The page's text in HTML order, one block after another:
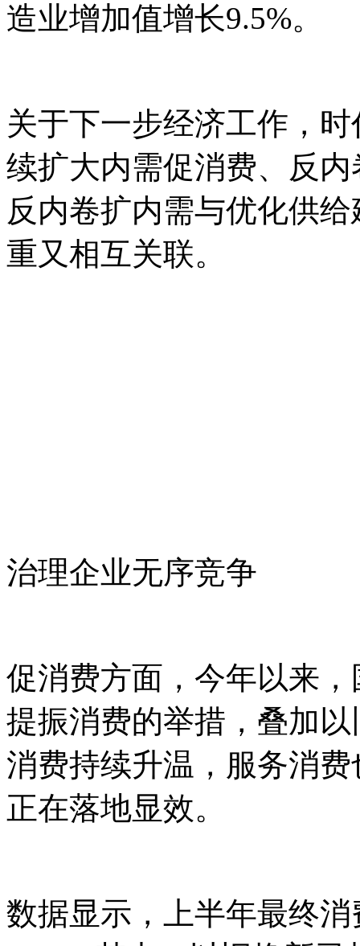
造业增加值增长9.5%。
关于下一步经济工作，
续扩大内需促消费、反
反内卷扩内需与优化供
重又相互关联。
治理企业无序竞争
促消费方面，今年以来
提振消费的举措，叠加
消费持续升温，服务消
正在落地显效。
数据显示，上半年最终